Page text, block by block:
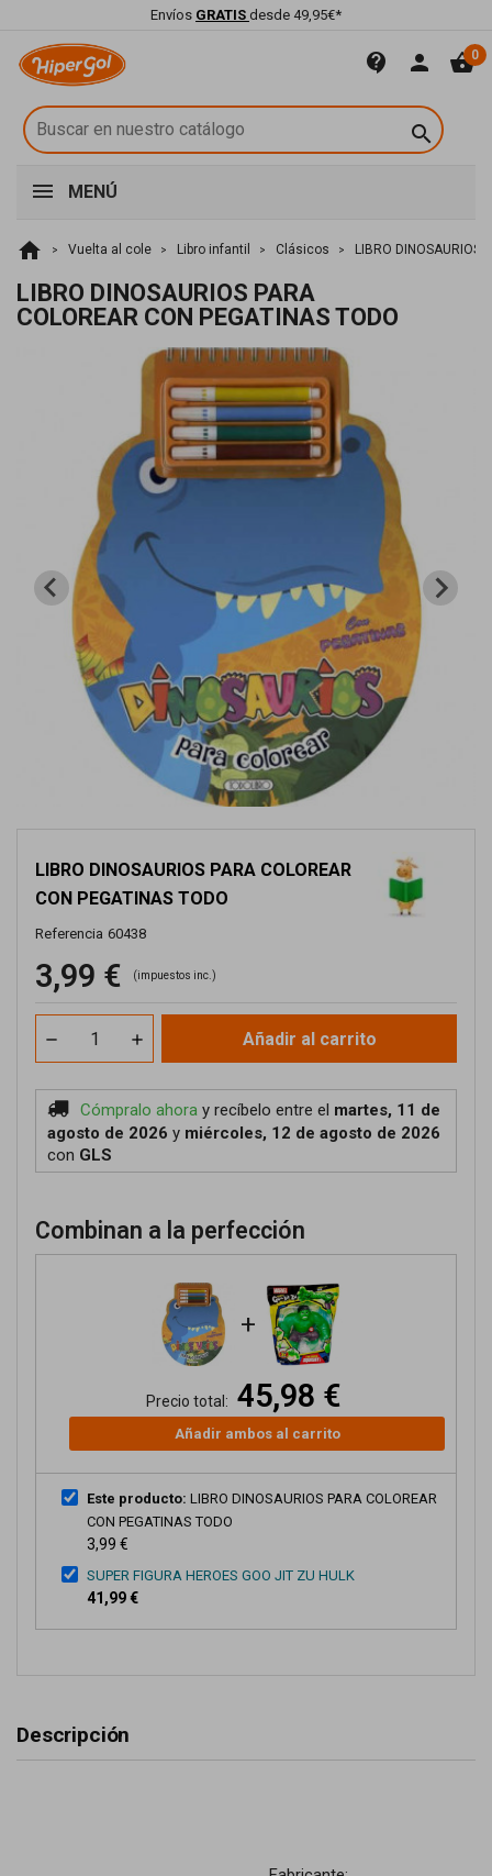
Envíos GRATIS desde 49,95€*
contact_support person shopping_basket0

MENÚ
home Vuelta al cole Libro infantil Clásicos LIBRO DINOSAURIOS
LIBRO DINOSAURIOS PARA
COLOREAR CON PEGATINAS TODO
LIBRO DINOSAURIOS PARA COLOREAR
CON PEGATINAS TODO
Referencia 60438
3,99 € (impuestos inc.)
Añadir al carrito
Cómpralo ahora y recíbelo entre el martes, 11 de
agosto de 2026 y miércoles, 12 de agosto de 2026
con GLS
Combinan a la perfección
+
Precio total: 45,98 €
Añadir ambos al carrito
Este producto: LIBRO DINOSAURIOS PARA COLOREAR
CON PEGATINAS TODO
3,99 €
SUPER FIGURA HEROES GOO JIT ZU HULK
41,99 €
Descripción